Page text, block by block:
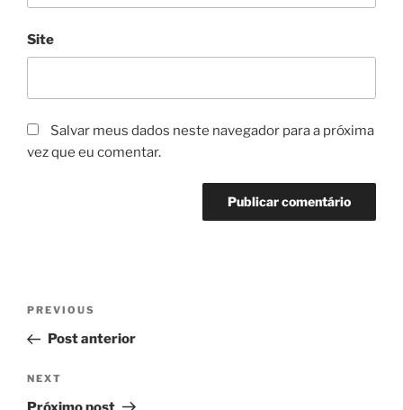
Site
Salvar meus dados neste navegador para a próxima
vez que eu comentar.
Navegação
Post
Previous
Post
PREVIOUS
Post anterior
Next
Post
NEXT